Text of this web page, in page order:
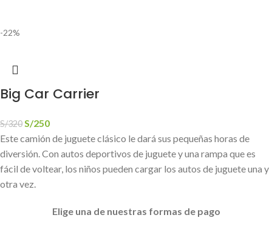
-22%
Big Car Carrier
S/320 S/250
Este camión de juguete clásico le dará sus pequeñas horas de
diversión. Con autos deportivos de juguete y una rampa que es
fácil de voltear, los niños pueden cargar los autos de juguete una y
otra vez.
Elige una de nuestras formas de pago